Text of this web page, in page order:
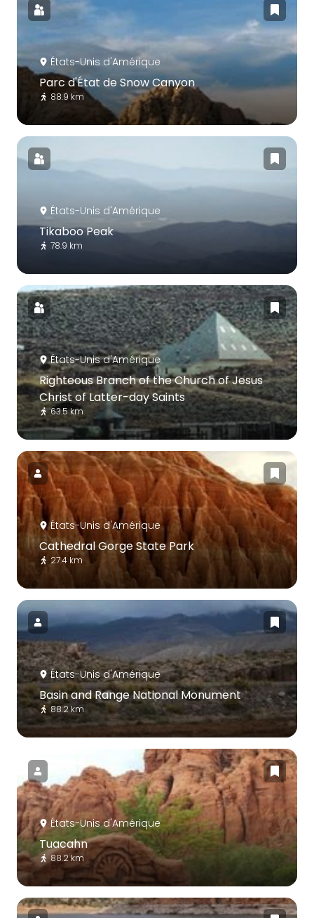
États-Unis d'Amérique
Parc d'État de Snow Canyon
88.9 km
États-Unis d'Amérique
Tikaboo Peak
78.9 km
États-Unis d'Amérique
Righteous Branch of the Church of Jesus
Christ of Latter-day Saints
63.5 km
États-Unis d'Amérique
Cathedral Gorge State Park
27.4 km
États-Unis d'Amérique
Basin and Range National Monument
88.2 km
États-Unis d'Amérique
Tuacahn
88.2 km